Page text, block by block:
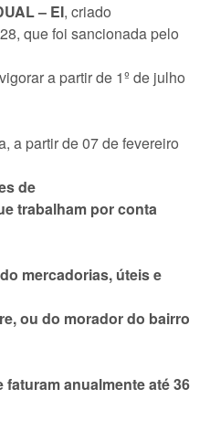
– EI, criado
que foi sancionada pelo
a partir de 1º de julho
a partir de 07 de fevereiro
de
trabalham por conta
mercadorias, úteis e
ou do morador do bairro
anualmente até 36